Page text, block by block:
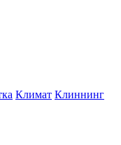
Климат Клиннинг